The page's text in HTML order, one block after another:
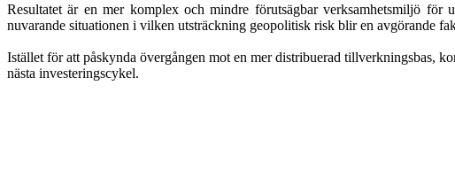
Resultatet är en mer komplex och mindre förutsägbar verksamhetsmiljö för
nuvarande situationen i vilken utsträckning geopolitisk risk blir en avgörande
Istället för att påskynda övergången mot en mer distribuerad tillverkningsbas,
nästa investeringscykel.